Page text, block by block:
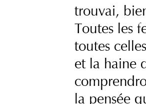
trouvai,
Toutes les
toutes
et la haine
la pensée